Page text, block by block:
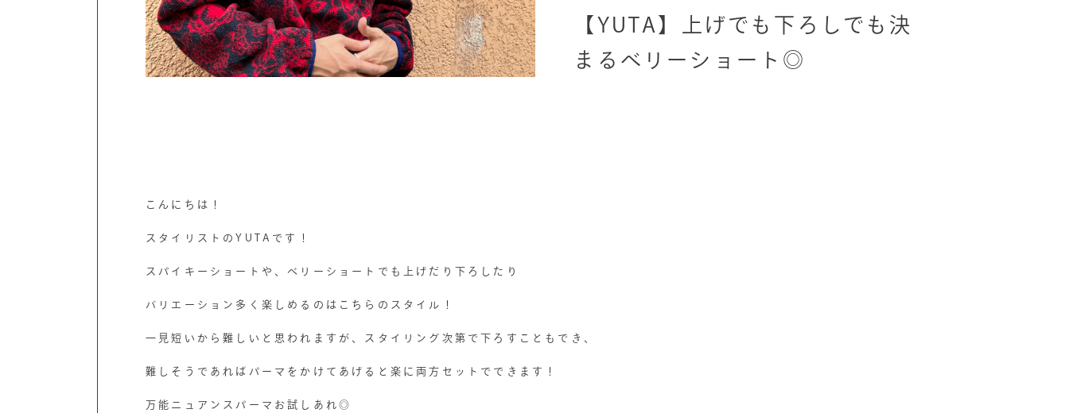
【YUTA】上げでも下ろしでも決
まるベリーショート◎
こんにちは！
スタイリストのYUTAです！
スパイキーショートや、ベリーショートでも上げだり下ろしたり
バリエーション多く楽しめるのはこちらのスタイル！
一見短いから難しいと思われますが、スタイリング次第で下ろすこともでき、
難しそうであればパーマをかけてあげると楽に両方セットでできます！
万能ニュアンスパーマお試しあれ◎